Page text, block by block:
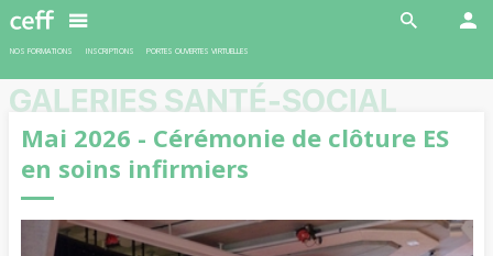
NOS FORMATIONS INSCRIPTIONS PORTES OUVERTES VIRTUELLES
GALERIES SANTÉ-SOCIAL
Mai 2026 - Cérémonie de clôture ES
en soins infirmiers